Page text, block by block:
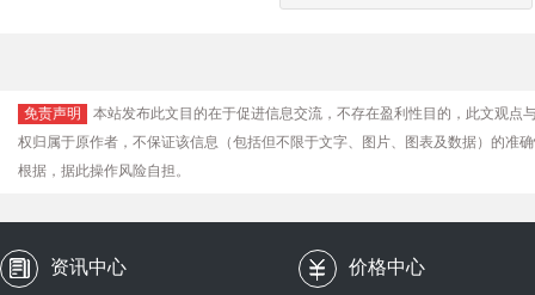
免责声明
本站发布此文目的在于促进信息交流，不存在盈利性目的，此文观
权归属于原作者，不保证该信息（包括但不限于文字、图片、图表及数据）的准
根据，据此操作风险自担。
资讯中心 价格中心